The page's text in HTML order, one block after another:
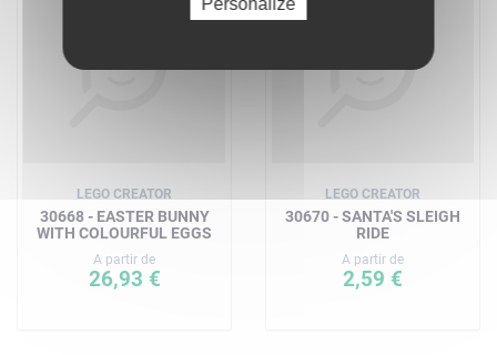
LEGO CREATOR
30668 - EASTER BUNNY
WITH COLOURFUL EGGS
A partir de
26,93 €
LEGO CREATOR
30670 - SANTA'S SLEIGH
RIDE
A partir de
2,59 €